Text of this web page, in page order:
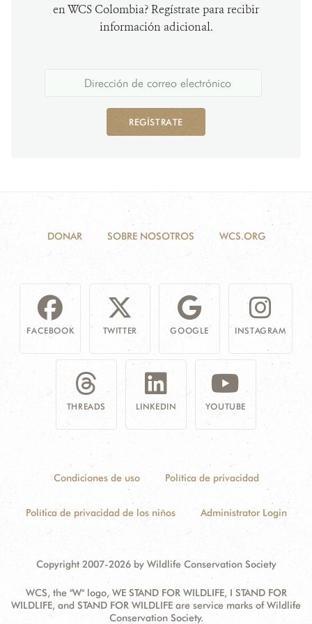
en WCS Colombia? Regístrate para recibir
información adicional.
REGÍSTRATE
DONAR SOBRE NOSOTROS WCS.ORG
FACEBOOK TWITTER GOOGLE INSTAGRAM
THREADS LINKEDIN YOUTUBE
Condiciones de uso Política de privacidad
Política de privacidad de los niños Administrator Login
Copyright 2007-2026 by Wildlife Conservation Society
WCS, the "W" logo, WE STAND FOR WILDLIFE, I STAND FOR
WILDLIFE, and STAND FOR WILDLIFE are service marks of Wildlife
Conservation Society.